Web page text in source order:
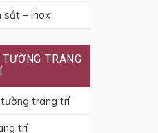
sắt – inox
TRANG
trang trí
trí